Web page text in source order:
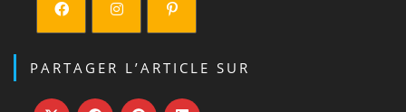
dans
dans
dans
PARTAGER L’ARTICLE SUR